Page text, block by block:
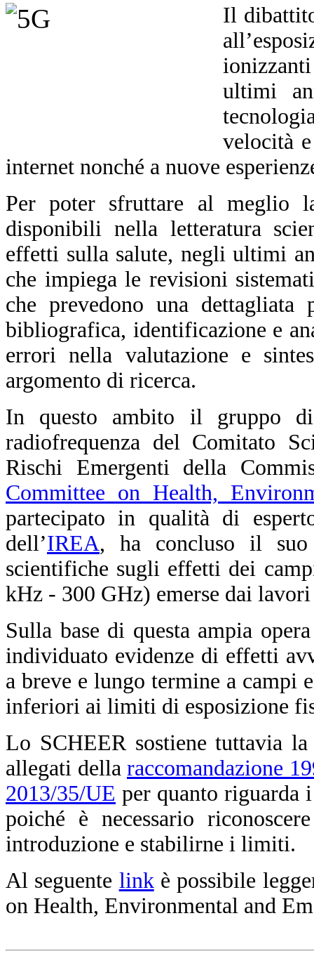
Il
ultimi
velocità
internet nonché a nuove
Per poter sfruttare al meglio
disponibili nella letteratura
effetti sulla salute, negli ultimi
che impiega le revisioni
che prevedono una dettagliata
bibliografica, identificazione e
errori nella valutazione e
argomento di ricerca.
In questo ambito il gruppo
radiofrequenza del Comitato
Rischi Emergenti della
Committee on Health,
partecipato in qualità di
dell’IREA, ha concluso il suo
scientifiche sugli effetti dei
kHz - 300 GHz) emerse dai
Sulla base di questa ampia
individuato evidenze di effetti
a breve e lungo termine a campi
inferiori ai limiti di esposizione
Lo SCHEER sostiene tuttavia
allegati della raccomandazione
2013/35/UE per quanto riguarda
poiché è necessario
introduzione e stabilirne i limiti.
Al seguente link è possibile
on Health, Environmental and